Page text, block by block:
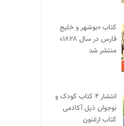
کتاب «بوشهر و خلیج
فارس در سال ۱۸۲۸»
منتشر شد
انتشار ۴ کتاب کودک و
نوجوان ذیل آکادمی
کتاب ارغنون